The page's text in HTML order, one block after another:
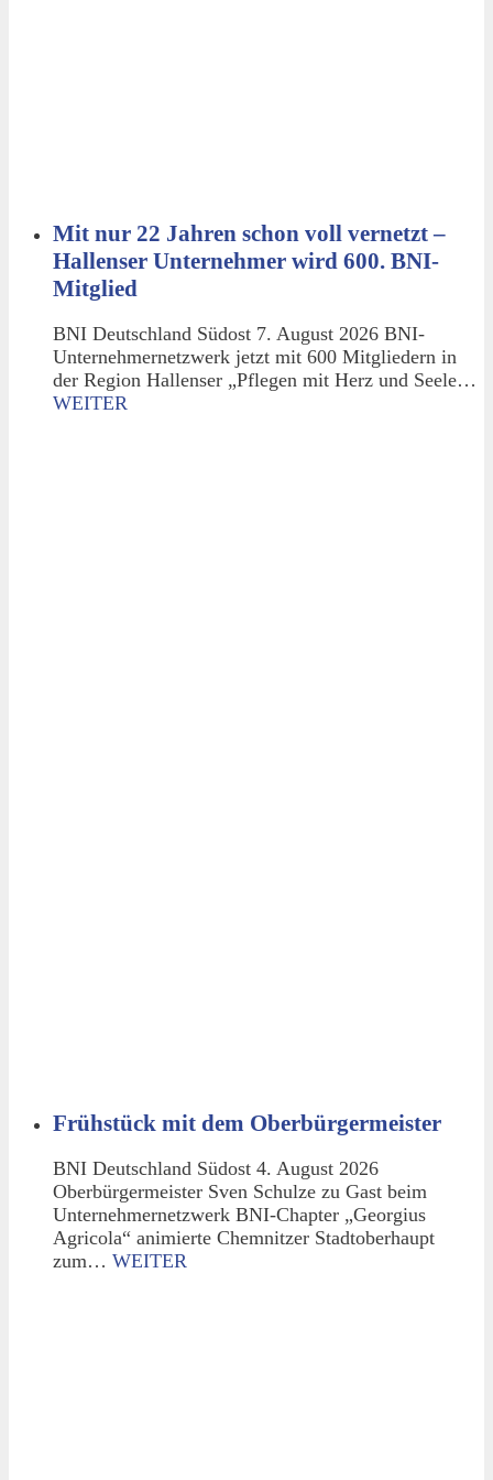
Mit nur 22 Jahren schon voll vernetzt –
Hallenser Unternehmer wird 600. BNI-
Mitglied
BNI Deutschland Südost 7. August 2026 BNI-
Unternehmernetzwerk jetzt mit 600 Mitgliedern in
der Region Hallenser „Pflegen mit Herz und Seele…
WEITER
Frühstück mit dem Oberbürgermeister
BNI Deutschland Südost 4. August 2026
Oberbürgermeister Sven Schulze zu Gast beim
Unternehmernetzwerk BNI-Chapter „Georgius
Agricola“ animierte Chemnitzer Stadtoberhaupt
zum… WEITER